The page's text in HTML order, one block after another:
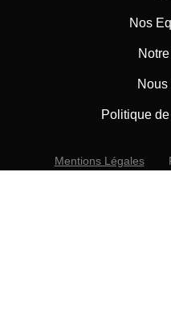
Nos
Nous
Politique
Mentions Légales